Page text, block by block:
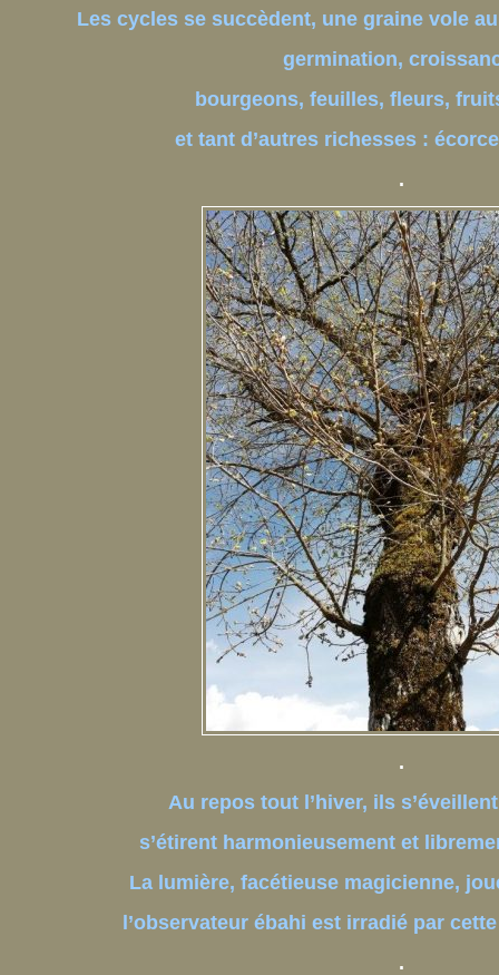
Les cycles se succèdent, une graine vole
germination,
bourgeons, feuilles, fleurs,
et tant d’autres richesses :
.
.
Au repos tout l’hiver, ils
s’étirent harmonieusement et
La lumière, facétieuse magicienne,
l’observateur ébahi est irradié par
.